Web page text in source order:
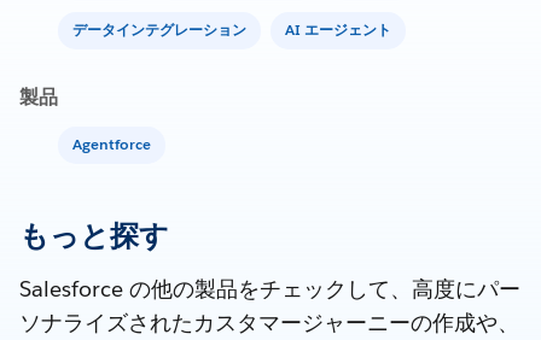
データインテグレーション AI エージェント
製品
Agentforce
もっと探す
Salesforce の他の製品をチェックして、高度にパー
ソナライズされたカスタマージャーニーの作成や、